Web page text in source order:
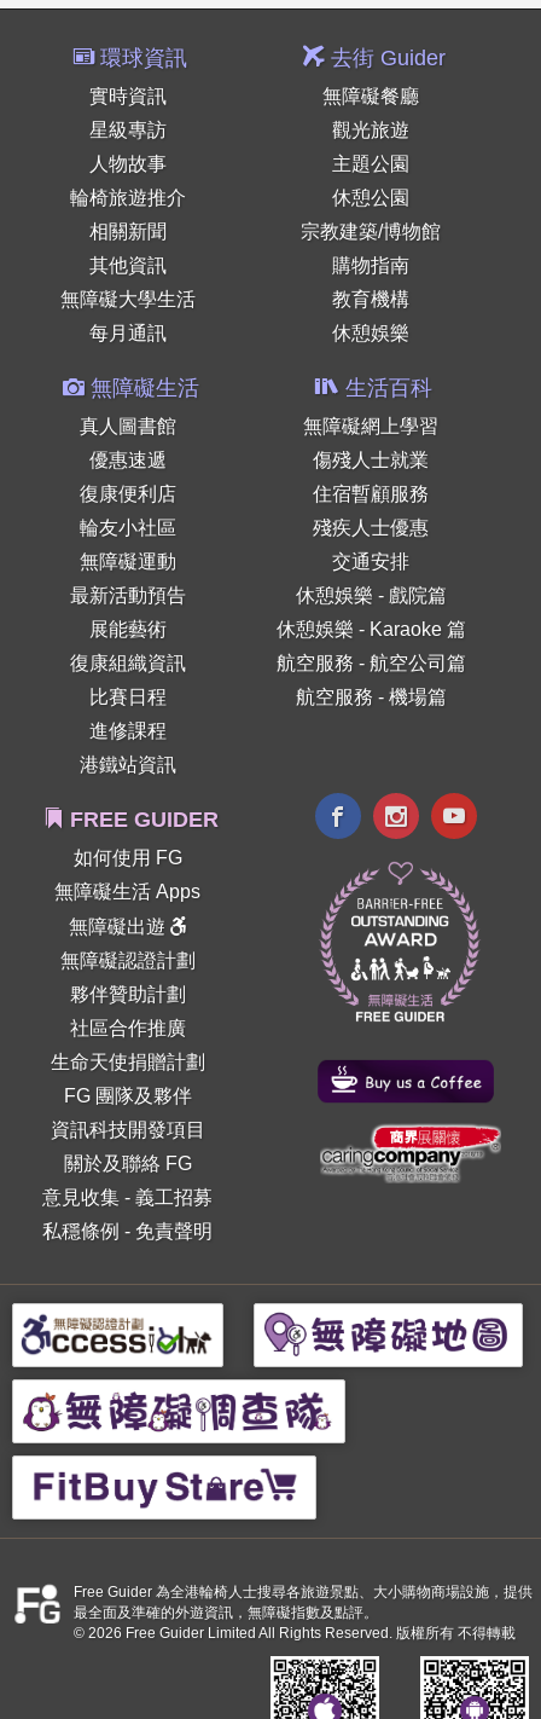
環球資訊
實時資訊
星級專訪
人物故事
輪椅旅遊推介
相關新聞
其他資訊
無障礙大學生活
每月通訊
去街 Guider
無障礙餐廳
觀光旅遊
主題公園
休憩公園
宗教建築/博物館
購物指南
教育機構
休憩娛樂
無障礙生活
真人圖書館
優惠速遞
復康便利店
輪友小社區
無障礙運動
最新活動預告
展能藝術
復康組織資訊
比賽日程
進修課程
港鐵站資訊
生活百科
無障礙網上學習
傷殘人士就業
住宿暫顧服務
殘疾人士優惠
交通安排
休憩娛樂 - 戲院篇
休憩娛樂 - Karaoke 篇
航空服務 - 航空公司篇
航空服務 - 機場篇
FREE GUIDER
如何使用 FG
無障礙生活 Apps
無障礙出遊
無障礙認證計劃
夥伴贊助計劃
社區合作推廣
生命天使捐贈計劃
FG 團隊及夥伴
資訊科技開發項目
關於及聯絡 FG
意見收集 -義工招募
私穩條例 - 免責聲明
Free Guider 為全港輪椅人士搜尋各旅遊景點、大小購物商場設施，提供
最全面及準確的外遊資訊，無障礙指數及點評。
© 2026 Free Guider Limited All Rights Reserved. 版權所有 不得轉載